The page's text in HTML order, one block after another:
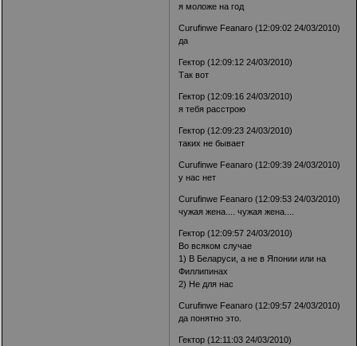
я моложе на год
Curufinwe Feanaro (12:09:02 24/03/2010)
да
Гектор (12:09:12 24/03/2010)
Так вот
Гектор (12:09:16 24/03/2010)
я тебя расстрою
Гектор (12:09:23 24/03/2010)
таких не бывает
Curufinwe Feanaro (12:09:39 24/03/2010)
у нас нет
Curufinwe Feanaro (12:09:53 24/03/2010)
чужая жена.... чужая жена....
Гектор (12:09:57 24/03/2010)
Во всяком случае
1) В Беларуси, а не в Японии или на
Филлипинах
2) Не для нас
Curufinwe Feanaro (12:09:57 24/03/2010)
да понятно это.
Гектор (12:11:03 24/03/2010)